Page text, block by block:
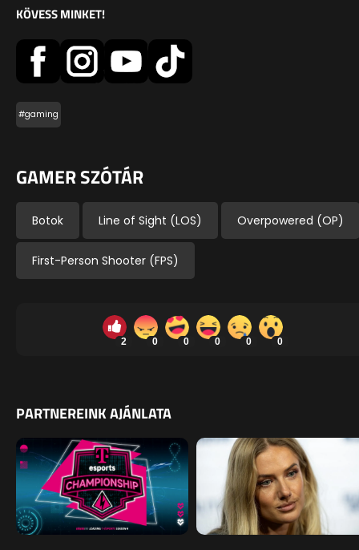
KÖVESS MINKET!
#gaming
GAMER SZÓTÁR
Botok Line of Sight (LOS) Overpowered (OP)
First-Person Shooter (FPS)
2 0 0 0 0 0
PARTNEREINK AJÁNLATA